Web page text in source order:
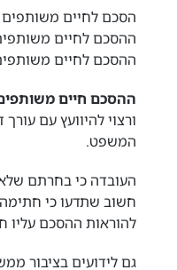
הסכם לחיים משותפים
ההסכם לחיים
ההסכם לחיים
ההסכם חיים
ורצוי להיוועץ עם
המשפט.
העובדה כי בחרתם
חשוב שתדעו כי
להוראות ההסכם עליו
גם לידועים בציבור